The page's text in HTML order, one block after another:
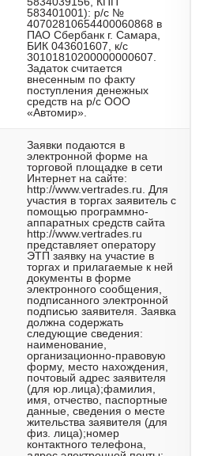
583401001): р/с №
40702810654400060868 в
ПАО Сбербанк г. Самара,
БИК 043601607, к/с
30101810200000000607.
Задаток считается
внесенным по факту
поступления денежных
средств на р/с ООО
«Автомир».
Заявки подаются в
электронной форме на
торговой площадке в сети
Интернет на сайте:
http://www.vertrades.ru. Для
участия в торгах заявитель с
помощью программно-
аппаратных средств сайта
http://www.vertrades.ru
представляет оператору
ЭТП заявку на участие в
торгах и прилагаемые к ней
документы в форме
электронного сообщения,
подписанного электронной
подписью заявителя. Заявка
должна содержать
следующие сведения:
наименование,
организационно-правовую
форму, место нахождения,
почтовый адрес заявителя
(для юр.лица);фамилия,
имя, отчество, паспортные
данные, сведения о месте
жительства заявителя (для
физ. лица);номер
контактного телефона,